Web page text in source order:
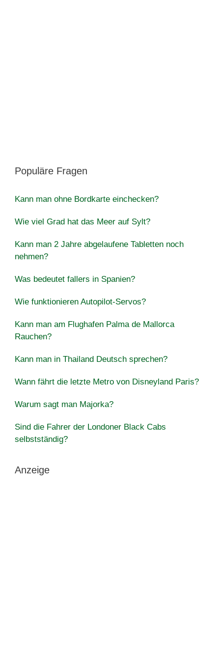
Populäre Fragen
Kann man ohne Bordkarte einchecken?
Wie viel Grad hat das Meer auf Sylt?
Kann man 2 Jahre abgelaufene Tabletten noch
nehmen?
Was bedeutet fallers in Spanien?
Wie funktionieren Autopilot-Servos?
Kann man am Flughafen Palma de Mallorca
Rauchen?
Kann man in Thailand Deutsch sprechen?
Wann fährt die letzte Metro von Disneyland Paris?
Warum sagt man Majorka?
Sind die Fahrer der Londoner Black Cabs
selbstständig?
Anzeige